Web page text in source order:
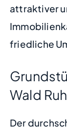
attraktiver
friedliche
Wald
Der